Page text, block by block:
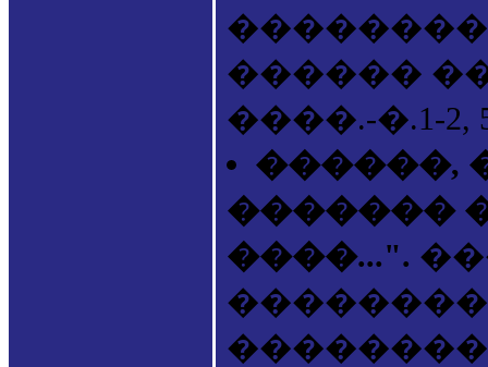
������
����.-�.1-2,
������,
�������
����...".